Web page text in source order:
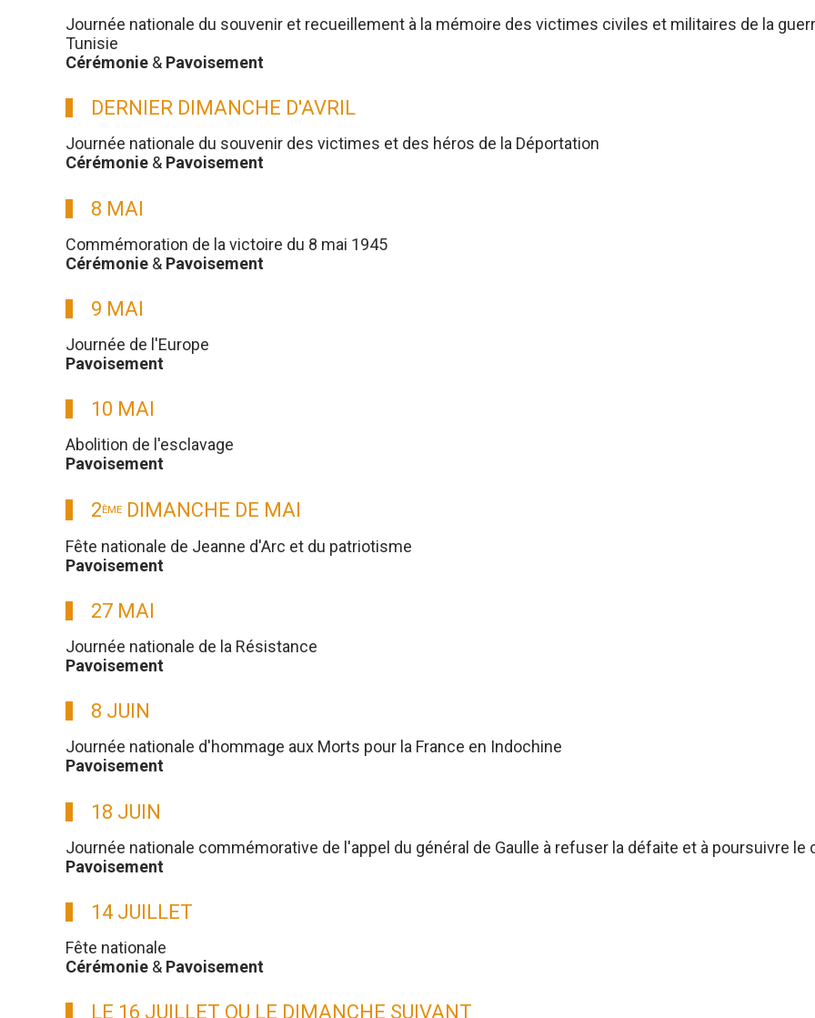
Journée nationale du souvenir et recueillement à la mémoire des victimes civiles et militaires de la
Tunisie
Cérémonie & Pavoisement
DERNIER DIMANCHE D'AVRIL
Journée nationale du souvenir des victimes et des héros de la Déportation
Cérémonie & Pavoisement
8 MAI
Commémoration de la victoire du 8 mai 1945
Cérémonie & Pavoisement
9 MAI
Journée de l'Europe
Pavoisement
10 MAI
Abolition de l'esclavage
Pavoisement
2ÈME DIMANCHE DE MAI
Fête nationale de Jeanne d'Arc et du patriotisme
Pavoisement
27 MAI
Journée nationale de la Résistance
Pavoisement
8 JUIN
Journée nationale d'hommage aux Morts pour la France en Indochine
Pavoisement
18 JUIN
Journée nationale commémorative de l'appel du général de Gaulle à refuser la défaite et à poursuivre
Pavoisement
14 JUILLET
Fête nationale
Cérémonie & Pavoisement
LE 16 JUILLET OU LE DIMANCHE SUIVANT